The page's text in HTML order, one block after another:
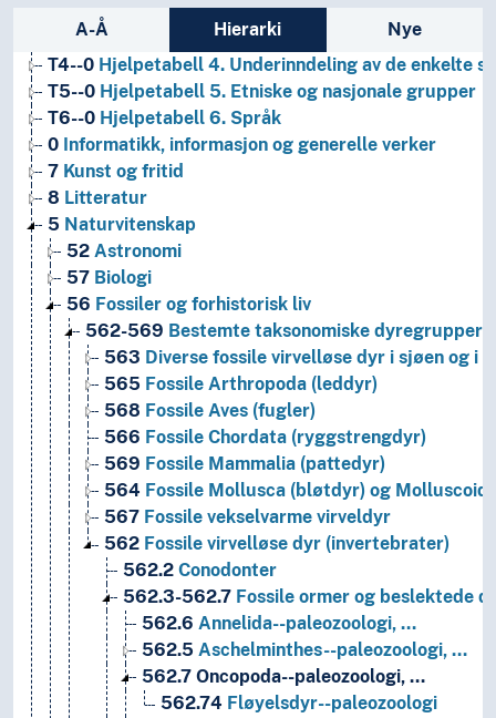
Sidefelt: navigér i vokabularet på ulike
A-Å Hierarki Nye
T3B--0
Hjelpetabell 3B. Underinndeling av verker
T3C--0 Hjelpetabell 3C. Tilleggsnumre for kunst og
T4--0 Hjelpetabell 4. Underinndeling av de enkelte
T5--0 Hjelpetabell 5. Etniske og nasjonale grupper
T6--0 Hjelpetabell 6. Språk
0 Informatikk, informasjon og generelle verker
7 Kunst og fritid
8 Litteratur
5 Naturvitenskap
52 Astronomi
57 Biologi
56 Fossiler og forhistorisk liv
562-569 Bestemte taksonomiske dyregrupper
563 Diverse fossile virvelløse dyr i sjøen og i
565 Fossile Arthropoda (leddyr)
568 Fossile Aves (fugler)
566 Fossile Chordata (ryggstrengdyr)
569 Fossile Mammalia (pattedyr)
564 Fossile Mollusca (bløtdyr) og
567 Fossile vekselvarme virveldyr
562 Fossile virvelløse dyr (invertebrater)
562.2 Conodonter
562.3-562.7 Fossile ormer og beslektede
562.6 Annelida--paleozoologi, …
562.5 Aschelminthes--paleozoologi, …
562.7 Oncopoda--paleozoologi, …
562.74 Fløyelsdyr--paleozoologi